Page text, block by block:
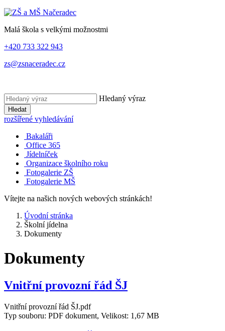
Malá škola s velkými možnostmi
+420 733 322 943
zs@zsnaceradec.cz
Hledaný výraz
Hledat
rozšířené vyhledávání
Bakaláři
Office 365
Jídelníček
Organizace školního roku
Fotogalerie ZŠ
Fotogalerie MŠ
Vítejte na našich nových webových stránkách!
Úvodní stránka
Školní jídelna
Dokumenty
Dokumenty
Vnitřní provozní řád ŠJ
Vnitřní provozní řád ŠJ.pdf
Typ souboru: PDF dokument, Velikost: 1,67 MB